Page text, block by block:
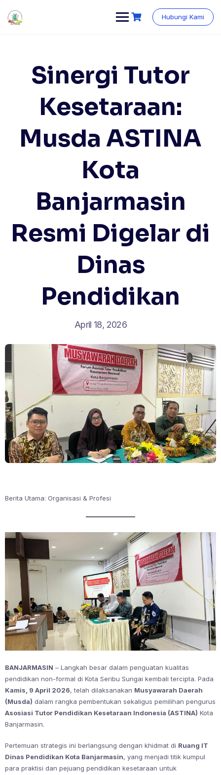
content
Hubungi Kami
Sinergi Tutor
Kesetaraan:
Musda ASTINA
Kota
Banjarmasin
Resmi Digelar di
Dinas
Pendidikan
April 18, 2026
Berita Utama: Organisasi & Profesi
BANJARMASIN – Langkah besar dalam penguatan kualitas
pendidikan non-formal di Kota Seribu Sungai kembali tercipta. Pada
Kamis, 9 April 2026, telah dilaksanakan Musyawarah Daerah
(Musda) dalam rangka pembentukan sekaligus pemilihan pengurus
Asosiasi Tutor Pendidikan Kesetaraan Indonesia (ASTINA) Kota
Banjarmasin.
Pertemuan strategis ini berlangsung dengan khidmat di Ruang IT
Dinas Pendidikan Kota Banjarmasin, yang menjadi titik kumpul
para praktisi dan pejuang pendidikan kesetaraan untuk